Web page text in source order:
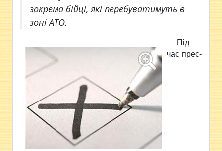
зокрема бійці, які перебуватимуть в
зоні АТО.
Під
час прес-